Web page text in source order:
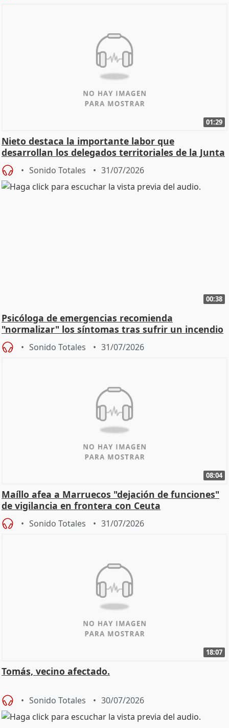
01:29
Nieto destaca la importante labor que
desarrollan los delegados territoriales de la Junta
Sonido Totales 31/07/2026
00:38
Psicóloga de emergencias recomienda
"normalizar" los síntomas tras sufrir un incendio
Sonido Totales 31/07/2026
08:04
Maíllo afea a Marruecos "dejación de funciones"
de vigilancia en frontera con Ceuta
Sonido Totales 31/07/2026
18:07
Tomás, vecino afectado.
Sonido Totales 30/07/2026